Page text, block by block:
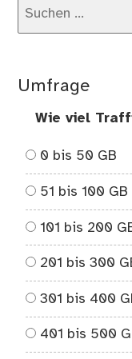
Umfrage
Wie viel
0 bis 50 GB
51 bis 100 GB
101 bis 200
201 bis 300
301 bis 400
401 bis 500